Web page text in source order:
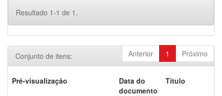
Resultado 1-1 de 1.
Anterior 1 Próximo
Conjunto de itens:
Pré-visualização
Data do
documento
Título